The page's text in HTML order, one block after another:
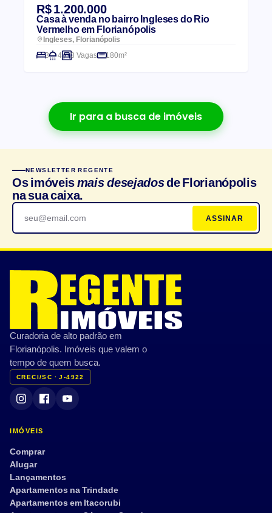
R$ 1.200.000
Casa à venda no bairro Ingleses do Rio
Vermelho em Florianópolis
Ingleses, Florianópolis
3
4 3 Vagas 180m²
Ir para a busca de imóveis
NEWSLETTER REGENTE
Os imóveismais desejadosde Florianópolis
na sua caixa.
ASSINAR
Curadoria de alto padrão em
Florianópolis. Imóveis que valem o
tempo de quem busca.
CRECI/SC · J-4922
IMÓVEIS
Comprar
Alugar
Lançamentos
Apartamentos na Trindade
Apartamentos em Itacorubi